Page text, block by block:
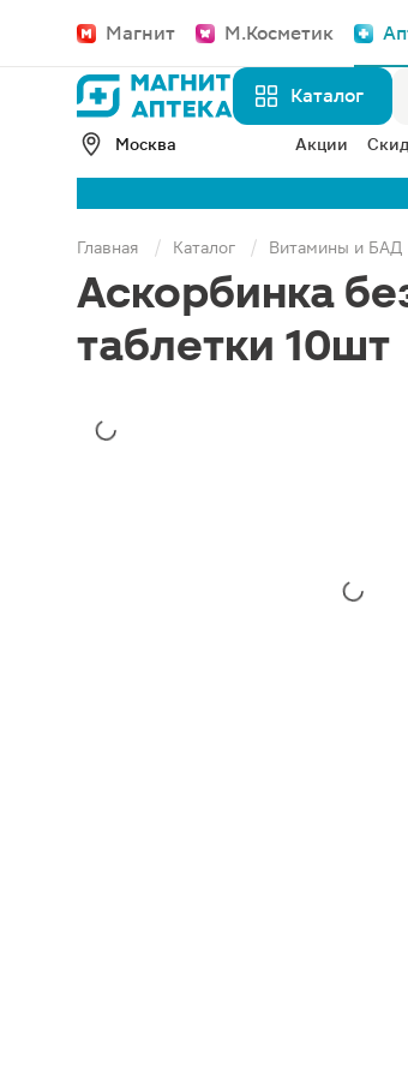
Магнит М.Косметик
Каталог
Москва Акции
Главная Каталог Витамины и БАД
Аскорбинка
таблетки 10шт